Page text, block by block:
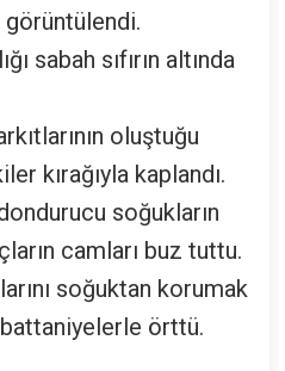
görüntülendi.
sabah sıfırın altında
oluştuğu
kırağıyla kaplandı.
soğukların
camları buz tuttu.
soğuktan korumak
örttü.